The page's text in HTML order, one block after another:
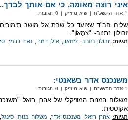
איני רוצה מאומה, כי אם אותך לבדך..
י' אדר התשע"ח‏ | שיא מיוזיק‏ | 0 תגובות
שליח חב"ד שצועד כל שבת אל מושב תימורים
זבולון נתנוב- "צִמָּאוֹן".
תגיות: זבולון נתנוב צימאון אילן דמרי נאור כרמי
משנכנס אדר בשאנטי:
ו' אדר התשע"ח‏ | שיא מיוזיק‏ | 0 תגובות
משלוח המנות המוזיקלי של אהרן רזאל
אקוסטית.
תגיות: אהרן רזאל משנכנס אדר משלוח מנות סינגל